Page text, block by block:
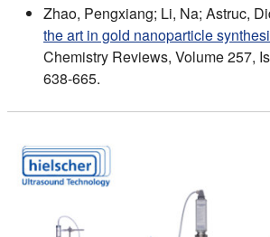
Zhao, Pengxiang; Li, Na; Astruc,
the art in gold nanoparticle
Chemistry Reviews, Volume 257,
638-665.